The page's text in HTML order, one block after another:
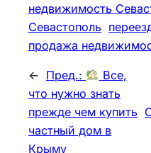
недвижимость
Севастополь
продажа
← Пред.:
Все,
что нужно знать
прежде чем купить
частный дом в
Крыму